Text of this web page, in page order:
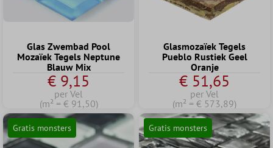
Glas Zwembad Pool
Mozaïek Tegels Neptune
Blauw Mix
€ 9,15
per Vel
(m² = € 91,50)
Glasmozaïek Tegels
Pueblo Rustiek Geel
Oranje
€ 51,65
per Vel
(m² = € 573,89)
Gratis monsters Gratis monsters